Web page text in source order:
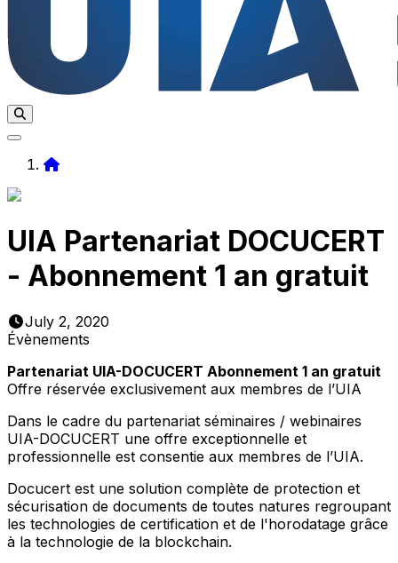
UIA Partenariat DOCUCERT
- Abonnement 1 an gratuit
July 2, 2020
Évènements
Partenariat UIA-DOCUCERT Abonnement 1 an gratuit
Offre réservée exclusivement aux membres de l’UIA
Dans le cadre du partenariat séminaires / webinaires
UIA-DOCUCERT une offre exceptionnelle et
professionnelle est consentie aux membres de l’UIA.
Docucert est une solution complète de protection et
sécurisation de documents de toutes natures regroupant
les technologies de certification et de l'horodatage grâce
à la technologie de la blockchain.